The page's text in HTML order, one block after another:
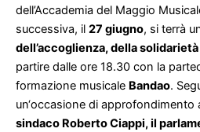
dell’Accademia del Maggio
successiva, il 27 giugno, si terrà
dell’accoglienza, della
partire dalle ore 18.30 con la
formazione musicale Bandao.
un‘occasione di approfondimento
sindaco Roberto Ciappi, il